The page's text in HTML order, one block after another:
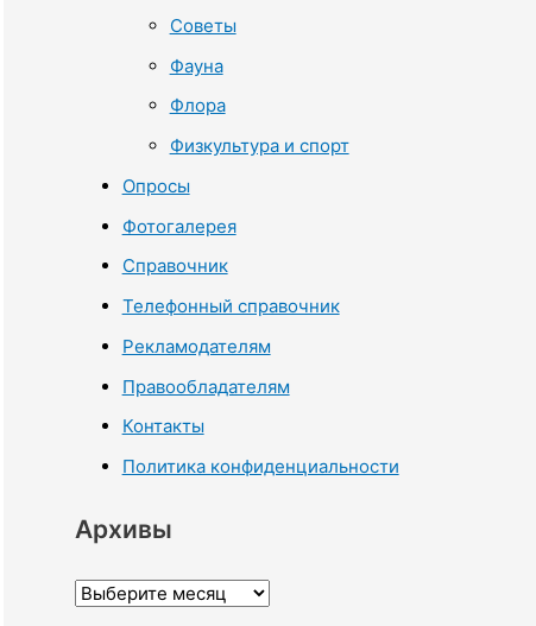
Советы
Фауна
Флора
Физкультура и спорт
Опросы
Фотогалерея
Справочник
Телефонный справочник
Рекламодателям
Правообладателям
Контакты
Политика конфиденциальности
Архивы
А